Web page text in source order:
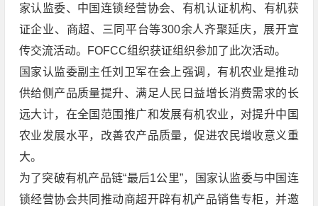
家认监委、中国连锁经营协会、有机认证机构、有机获
证企业、商超、三同平台等300余人齐聚延庆，展开宣
传交流活动。FOFCC组织获证组织参加了此次活动。
国家认监委副主任刘卫军在会上强调，有机农业是推动
供给侧产品质量提升、满足人民日益增长消费需求的长
远大计，在全国范围推广和发展有机农业，对提升中国
农业发展水平，改善农产品质量，促进农民增收意义重
大。
为了突破有机产品链“最后1公里”，国家认监委与中国连
锁经营协会共同推动商超开辟有机产品销售专柜，并邀